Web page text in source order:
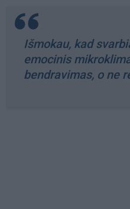
Išmokau, kad
emocinis
bendravimas, o ne